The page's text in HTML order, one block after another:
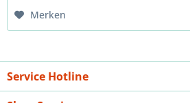
Merken
Service Hotline